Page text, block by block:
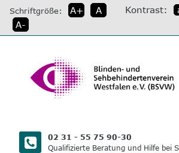
direkt
zum
Inhalt
Schriftgröße: A+
A
A-
Kontrast:
02 31 - 55 75 90-30
Qualifizierte Beratung und Hilfe bei